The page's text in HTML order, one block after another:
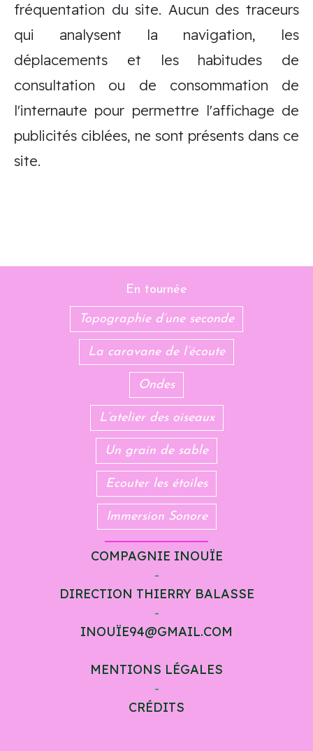
fréquentation du site. Aucun des traceurs
qui analysent la navigation, les
déplacements et les habitudes de
consultation ou de consommation de
l'internaute pour permettre l'affichage de
publicités ciblées, ne sont présents dans ce
site.
En tournée
Topographie d’une seconde
La caravane de l’écoute
Ondes
L’atelier des oiseaux
Un grain de sable
Ecouter les étoiles
Immersion Sonore
COMPAGNIE INOUÏE
-
DIRECTION THIERRY BALASSE
-
INOUÏE94@GMAIL.COM
MENTIONS LÉGALES
-
CRÉDITS